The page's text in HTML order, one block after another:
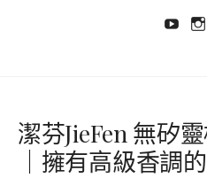
潔芬JieFen 無矽
｜擁有高級香調